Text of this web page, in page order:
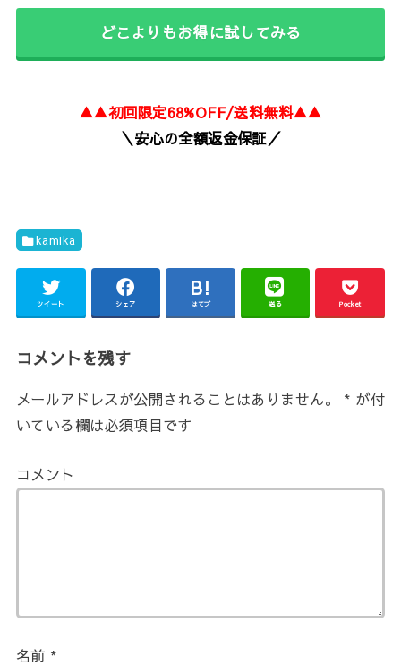
どこよりもお得に試してみる
▲▲初回限定68%OFF/送料無料▲▲
＼安心の全額返金保証／
kamika
ツイート シェア はてブ 送る Pocket
コメントを残す
メールアドレスが公開されることはありません。 * が付
いている欄は必須項目です
コメント
名前 *